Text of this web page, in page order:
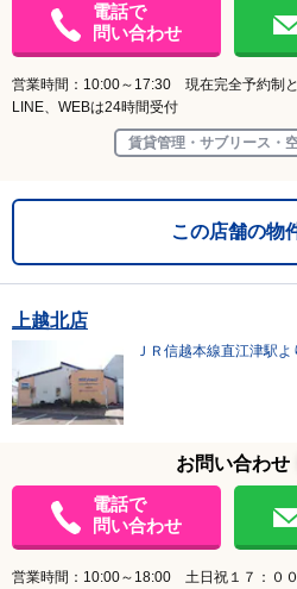
電話で
問い合わせ
営業時間：10:00～17:30 現在完全予約制
LINE、WEBは24時間受付
賃貸管理・サブリース・
この店舗の物
上越北店
ＪＲ信越本線直江津駅
お問い合わせ
電話で
問い合わせ
営業時間：10:00～18:00 土日祝１７：０